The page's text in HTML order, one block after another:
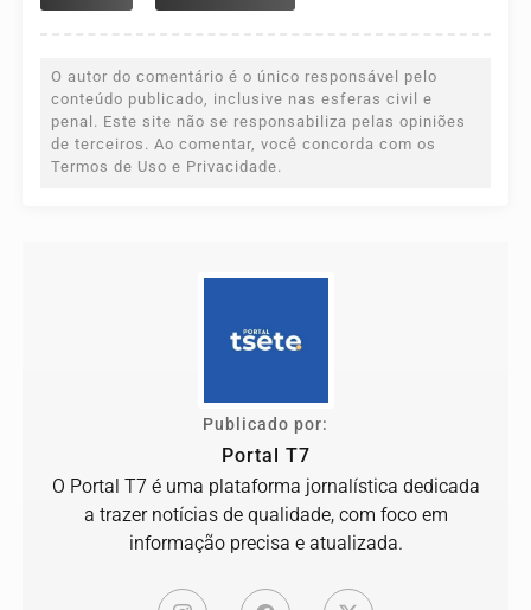
O autor do comentário é o único responsável pelo
conteúdo publicado, inclusive nas esferas civil e
penal. Este site não se responsabiliza pelas opiniões
de terceiros. Ao comentar, você concorda com os
Termos de Uso e Privacidade.
Publicado por:
Portal T7
O Portal T7 é uma plataforma jornalística dedicada
a trazer notícias de qualidade, com foco em
informação precisa e atualizada.